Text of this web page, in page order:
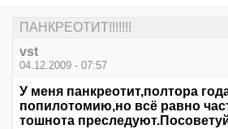
ПАНКРЕОТИТ!!!!!!!
vst
04.12.2009 - 07:57
У меня панкреотит,полтора
попилотомию,но всё равно
тошнота